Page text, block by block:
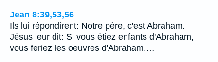
Jean 8:39,53,56
Ils lui répondirent: Notre père, c'est Abraham.
Jésus leur dit: Si vous étiez enfants d'Abraham,
vous feriez les oeuvres d'Abraham.…